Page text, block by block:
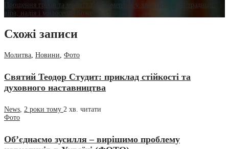
Прощення гріхів та молитви за померлих у християнській традиції:
віра, надія і милосердя Боже
Схожі записи
Молитва, Новини, Фото
Святий Теодор Студит: приклад стійкості та
духовного наставництва
News, 2 роки тому 2 хв. читати
Фото
Об’єднаємо зусилля – вирішимо проблему